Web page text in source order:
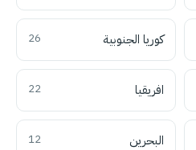
كوريا الجنوبية 26
افريقيا 22
البحرين 12